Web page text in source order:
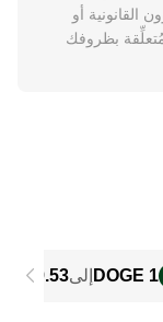
أو
بظروفك
1 DOGE إلى